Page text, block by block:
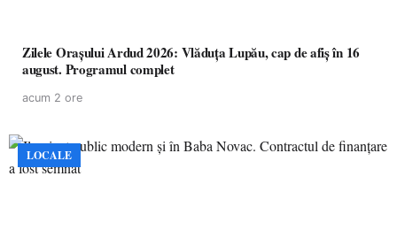
Zilele Orașului Ardud 2026: Vlăduța Lupău, cap de afiș în 16
august. Programul complet
acum 2 ore
LOCALE